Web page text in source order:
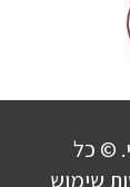
© כל
שימוש